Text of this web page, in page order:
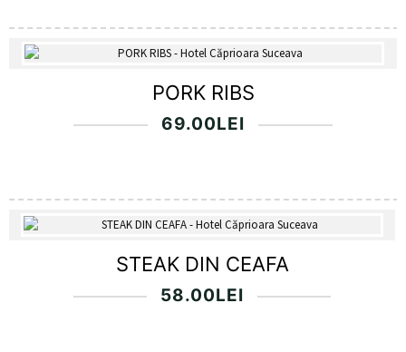
PORK RIBS
69.00LEI
STEAK DIN CEAFA
58.00LEI